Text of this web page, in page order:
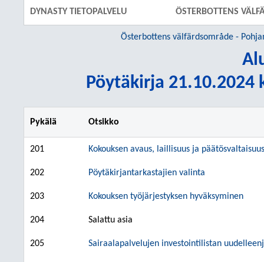
DYNASTY TIETOPALVELU ÖSTERBOTTENS
Österbottens välfärdsområde -
Pöytäkirja 21.10.2024
Pykälä Otsikko
201 Kokouksen avaus, laillisuus ja päätösvaltaisuus
202 Pöytäkirjantarkastajien valinta
203 Kokouksen työjärjestyksen hyväksyminen
204 Salattu asia
205 Sairaalapalvelujen investointilistan